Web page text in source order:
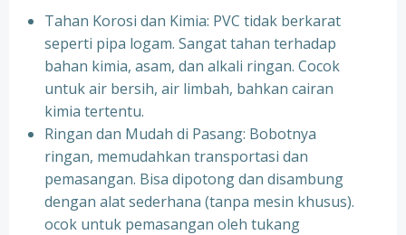
Tahan Korosi dan Kimia: PVC tidak berkarat
seperti pipa logam. Sangat tahan terhadap
bahan kimia, asam, dan alkali ringan. Cocok
untuk air bersih, air limbah, bahkan cairan
kimia tertentu.
Ringan dan Mudah di Pasang: Bobotnya
ringan, memudahkan transportasi dan
pemasangan. Bisa dipotong dan disambung
dengan alat sederhana (tanpa mesin khusus).
ocok untuk pemasangan oleh tukang